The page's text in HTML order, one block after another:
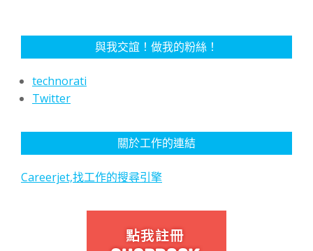
與我交誼！做我的粉絲！
technorati
Twitter
關於工作的連結
Careerjet,找工作的搜尋引擎